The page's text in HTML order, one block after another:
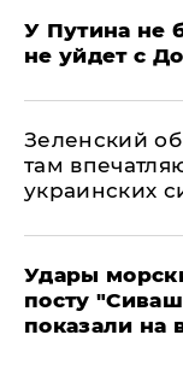
У Путина не
не уйдет с
Зеленский
там
украинских
Удары
посту
показали на